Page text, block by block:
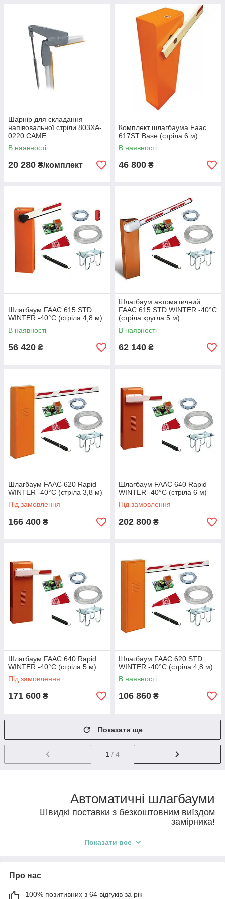
Шарнір для складання
напівовальної стріли 803XA-
0220 CAME
В наявності
20 280 ₴/комплект
Комплект шлагбаума Faac
617ST Base (стріла 6 м)
В наявності
46 800 ₴
Шлагбаум FAAC 615 STD
WINTER -40°C (стріла 4,8 м)
В наявності
56 420 ₴
Шлагбаум автоматичний
FAAC 615 STD WINTER -40°C
(стріла кругла 5 м)
В наявності
62 140 ₴
Шлагбаум FAAC 620 Rapid
WINTER -40°C (стріла 3,8 м)
Під замовлення
166 400 ₴
Шлагбаум FAAC 640 Rapid
WINTER -40°C (стріла 6 м)
Під замовлення
202 800 ₴
Шлагбаум FAAC 640 Rapid
WINTER -40°C (стріла 5 м)
Під замовлення
171 600 ₴
Шлагбаум FAAC 620 STD
WINTER -40°C (стріла 4,8 м)
В наявності
106 860 ₴
Показати ще
1 / 4
Автоматичні шлагбауми
Швидкі поставки з безкоштовним виїздом
замірника!
Спеціальні пропозиції шлагбаумів
Універсальний електричний, який може використовуватися
Показати все
Про нас
100% позитивних з 64 відгуків за рік